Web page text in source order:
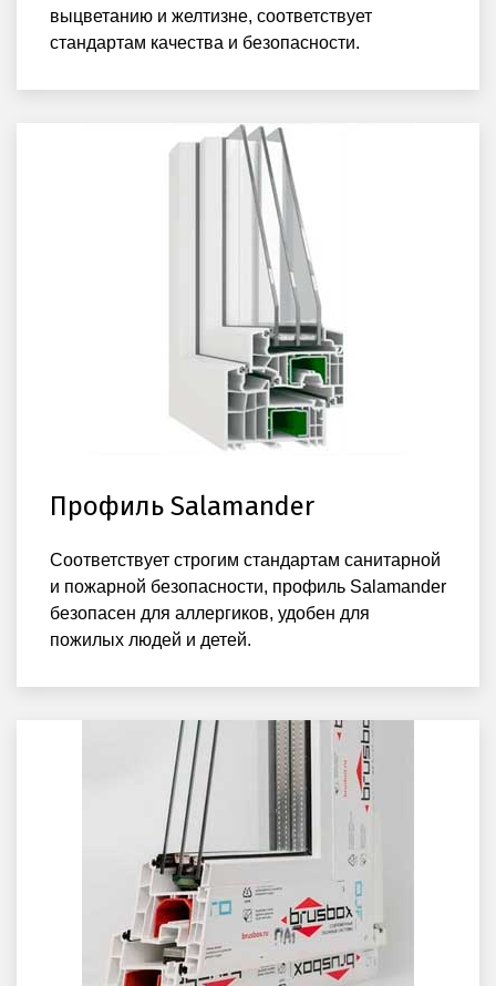
выцветанию и желтизне, соответствует
стандартам качества и безопасности.
Профиль Salamander
Соответствует строгим стандартам санитарной
и пожарной безопасности, профиль Salamander
безопасен для аллергиков, удобен для
пожилых людей и детей.